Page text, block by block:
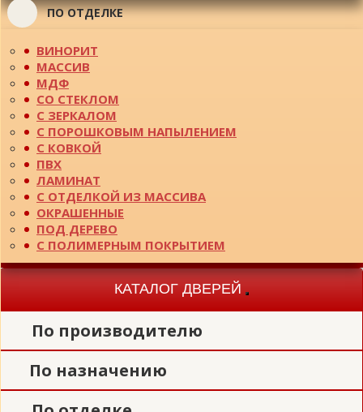
ПО ОТДЕЛКЕ
ВИНОРИТ
МАССИВ
МДФ
СО СТЕКЛОМ
С ЗЕРКАЛОМ
С ПОРОШКОВЫМ НАПЫЛЕНИЕМ
С КОВКОЙ
ПВХ
ЛАМИНАТ
С ОТДЕЛКОЙ ИЗ МАССИВА
ОКРАШЕННЫЕ
ПОД ДЕРЕВО
С ПОЛИМЕРНЫМ ПОКРЫТИЕМ
КАТАЛОГ ДВЕРЕЙ
Toggle
navigation
По производителю
По назначению